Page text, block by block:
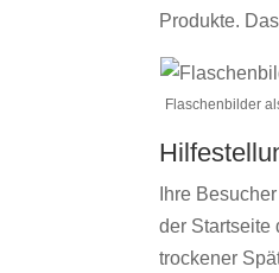
Produkte.
Flaschenbilder
Ihre
der Startseite
trockener